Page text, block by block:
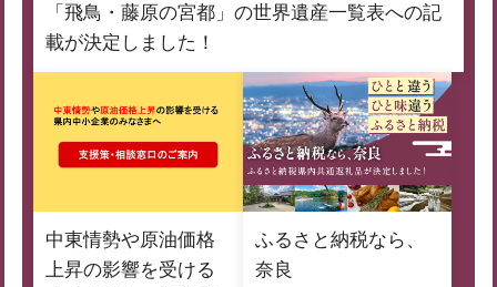
「飛鳥・藤原の宮都」の世界遺産一覧表への記
載が決定しました！
中東情勢や原油価格
上昇の影響を受ける
ふるさと納税なら、
奈良